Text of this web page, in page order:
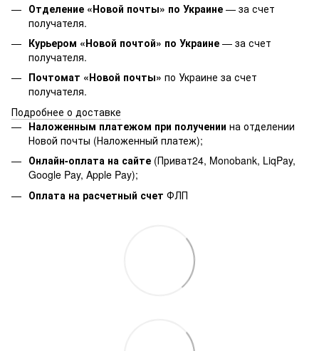
Отделение «Новой почты» по Украине — за счет
получателя.
Курьером «Новой почтой» по Украине — за счет
получателя.
Почтомат «Новой почты» по Украине за счет
получателя.
Подробнее о доставке
Наложенным платежом при получении на отделении
Новой почты (Наложенный платеж);
Онлайн-оплата на сайте (Приват24, Monobank, LiqPay,
Google Pay, Apple Pay);
Оплата на расчетный счет ФЛП